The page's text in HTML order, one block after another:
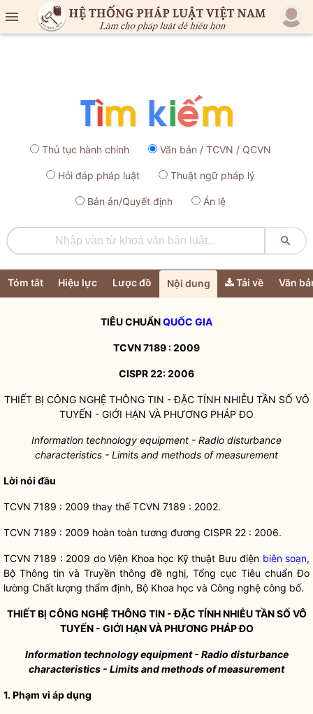

Thủ tục hành chính Văn bản / TCVN / QCVN
Hỏi đáp pháp luật Thuật ngữ pháp lý
Bản án/Quyết định Án lệ

Tóm tắt Hiệu lực Lược đồ Nội dung Tải về Văn
TIÊU CHUẨNQUỐC GIA
TCVN 7189 : 2009
CISPR 22: 2006
THIẾT BỊ CÔNG NGHỆ THÔNG TIN - ĐẶC TÍNH NHIỄU TẦN SỐ VÔ
TUYẾN - GIỚI HẠN VÀ PHƯƠNG PHÁP ĐO
Information technology equipment - Radio disturbance
characteristics - Limits and methods of measurement
Lời nói đầu
TCVN 7189 : 2009 thay thế TCVN 7189 : 2002.
TCVN 7189 : 2009 hoàn toàn tương đương CISPR 22 : 2006.
TCVN 7189 : 2009 do Viện Khoa học Kỹ thuật Bưu điện biên soạn,
Bộ Thông tin và Truyền thông đề nghị, Tổng cục Tiêu chuẩn Đo
lường Chất lượng thẩm định, Bộ Khoa học và Công nghệ công bố.
THIẾT BỊ CÔNG NGHỆ THÔNG TIN - ĐẶC TÍNH NHIỄU TẦN SỐ VÔ
TUYẾN - GIỚI HẠN VÀ PHƯƠNG PHÁP ĐO
Information technology equipment - Radio disturbance
characteristics - Limits and methods of measurement
1. Phạm vi áp dụng